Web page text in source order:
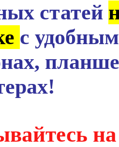
статей
с